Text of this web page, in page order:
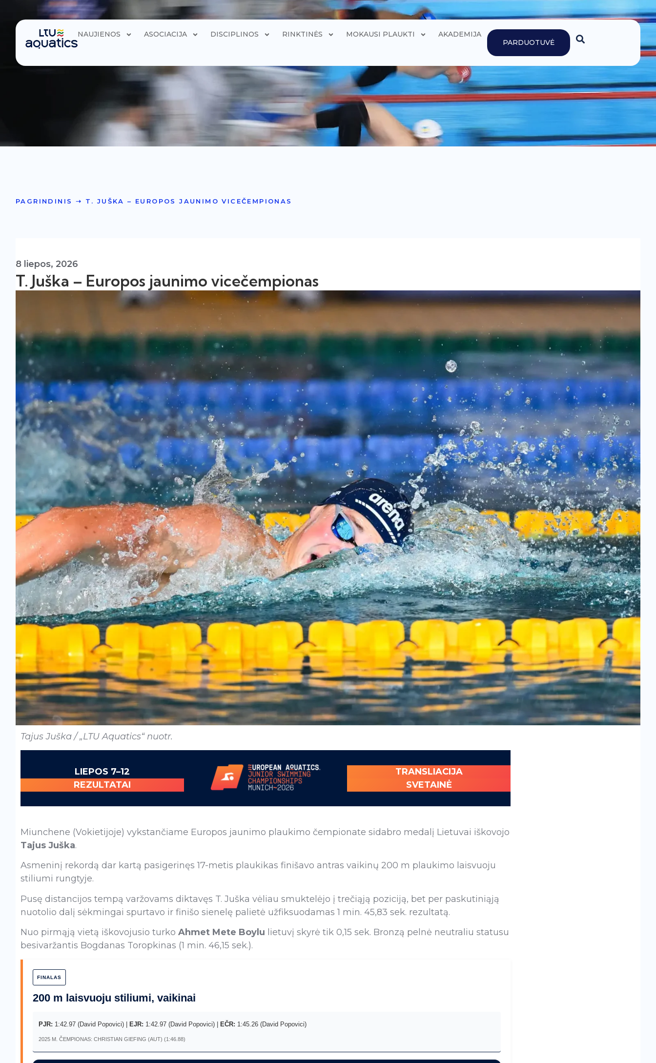
NAUJIENOS ASOCIACIJA DISCIPLINOS RINKTINĖS MOKAUSI PLAUKTI
AKADEMIJA
PARDUOTUVĖ
PAGRINDINIS ➝ T. JUŠKA – EUROPOS JAUNIMO VICEČEMPIONAS
8 liepos, 2026
T. Juška – Europos jaunimo vicečempionas
Tajus Juška / „LTU Aquatics“ nuotr.
LIEPOS 7–12
REZULTATAI
TRANSLIACIJA
SVETAINĖ
Miunchene (Vokietijoje) vykstančiame Europos jaunimo plaukimo čempionate sidabro medalį Lietuvai iškovojo
Tajus Juška.
Asmeninį rekordą dar kartą pasigerinęs 17-metis plaukikas finišavo antras vaikinų 200 m plaukimo laisvuoju
stiliumi rungtyje.
Pusę distancijos tempą varžovams diktavęs T. Juška vėliau smuktelėjo į trečiąją poziciją, bet per paskutiniąją
nuotolio dalį sėkmingai spurtavo ir finišo sienelę palietė užfiksuodamas 1 min. 45,83 sek. rezultatą.
Nuo pirmąją vietą iškovojusio turko Ahmet Mete Boylu lietuvį skyrė tik 0,15 sek. Bronzą pelnė neutraliu statusu
besivaržantis Bogdanas Toropkinas (1 min. 46,15 sek.).
FINALAS
200 m laisvuoju stiliumi, vaikinai
PJR: 1:42.97 (David Popovici) | EJR: 1:42.97 (David Popovici) | EČR: 1:45.26 (David Popovici)
2025 M. ČEMPIONAS: CHRISTIAN GIEFING (AUT) (1:46.88)